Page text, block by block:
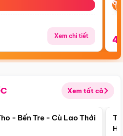
Xem chi tiết
Xem tất cả
Điểm nổi bật
- Bến Tre - Cù Lao Thới